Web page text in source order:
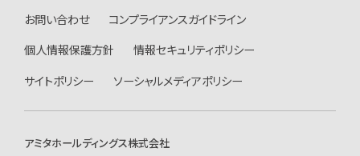
お問い合わせ
コンプライアンスガイドライン
個人情報保護方針
情報セキュリティポリシー
サイトポリシー
ソーシャルメディアポリシー
アミタホールディングス株式会社